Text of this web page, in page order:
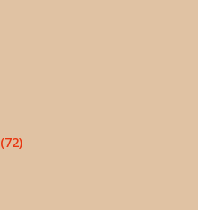
(72)